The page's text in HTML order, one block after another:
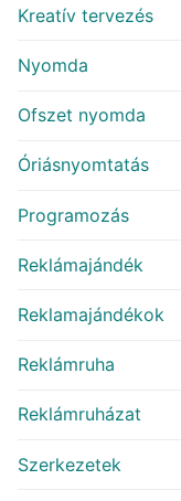
Kreatív tervezés
Nyomda
Ofszet nyomda
Óriásnyomtatás
Programozás
Reklámajándék
Reklamajándékok
Reklámruha
Reklámruházat
Szerkezetek